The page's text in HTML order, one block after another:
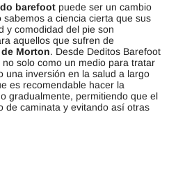
barefoot puede ser un cambio
a ciencia cierta que sus
y comodidad del pie son
aquellos que sufren de
Morton. Desde Deditos Barefoot
solo como un medio para tratar
una inversión en la salud a largo
es recomendable hacer la
gradualmente, permitiendo que el
de caminata y evitando así otras